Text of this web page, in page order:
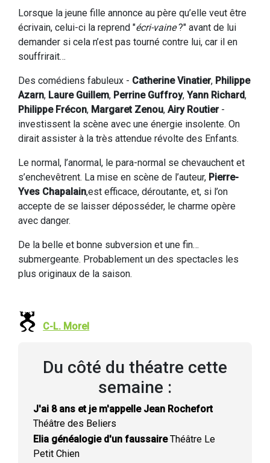
Lorsque la jeune fille annonce au père qu’elle veut être
écrivain, celui-ci la reprend "écri-vaine?" avant de lui
demander si cela n’est pas tourné contre lui, car il en
souffrirait…
Des comédiens fabuleux - Catherine Vinatier, Philippe
Azarn, Laure Guillem, Perrine Guffroy, Yann Richard,
Philippe Frécon, Margaret Zenou, Airy Routier-
investissent la scène avec une énergie insolente. On
dirait assister à la très attendue révolte des Enfants.
Le normal, l’anormal, le para-normal se chevauchent et
s’enchevêtrent. La mise en scène de l’auteur, Pierre-
Yves Chapalain,est efficace, déroutante, et, si l’on
accepte de se laisser déposséder, le charme opère
avec danger.
De la belle et bonne subversion et une fin…
submergeante. Probablement un des spectacles les
plus originaux de la saison.
C-L. Morel
Du côté du théatre cette
semaine :
J'ai 8 ans et je m'appelle Jean Rochefort
Théâtre des Beliers
Elia généalogie d'un faussaireThéâtre Le
Petit Chien